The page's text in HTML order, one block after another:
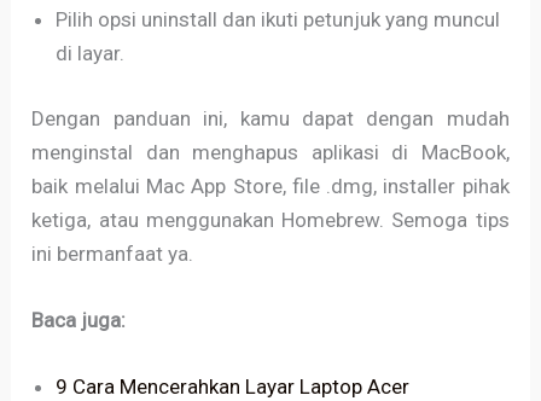
Pilih opsi uninstall dan ikuti petunjuk yang muncul
di layar.
Dengan panduan ini, kamu dapat dengan mudah
menginstal dan menghapus aplikasi di MacBook,
baik melalui Mac App Store, file .dmg, installer pihak
ketiga, atau menggunakan Homebrew. Semoga tips
ini bermanfaat ya.
Baca juga:
9 Cara Mencerahkan Layar Laptop Acer